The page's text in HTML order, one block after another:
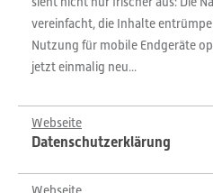
vereinfacht, die Inhalte
Nutzung für mobile Endgeräte
jetzt einmalig neu...
Webseite
Datenschutzerklärung